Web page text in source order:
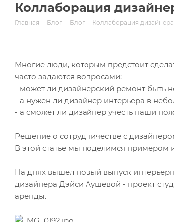
Коллаборация
Главная - Блог - Блог - Коллаборация
Многие люди, которым предстоит
часто задаются вопросами:
- может ли дизайнерский ремонт быть
- а нужен ли дизайнер интерьера в
- а сможет ли дизайнер учесть наши
Решение о сотрудничестве с
В этой статье мы поделимся примером
На днях вышел новый выпуск
дизайнера Дэйси Аушевой - проект
аренды.